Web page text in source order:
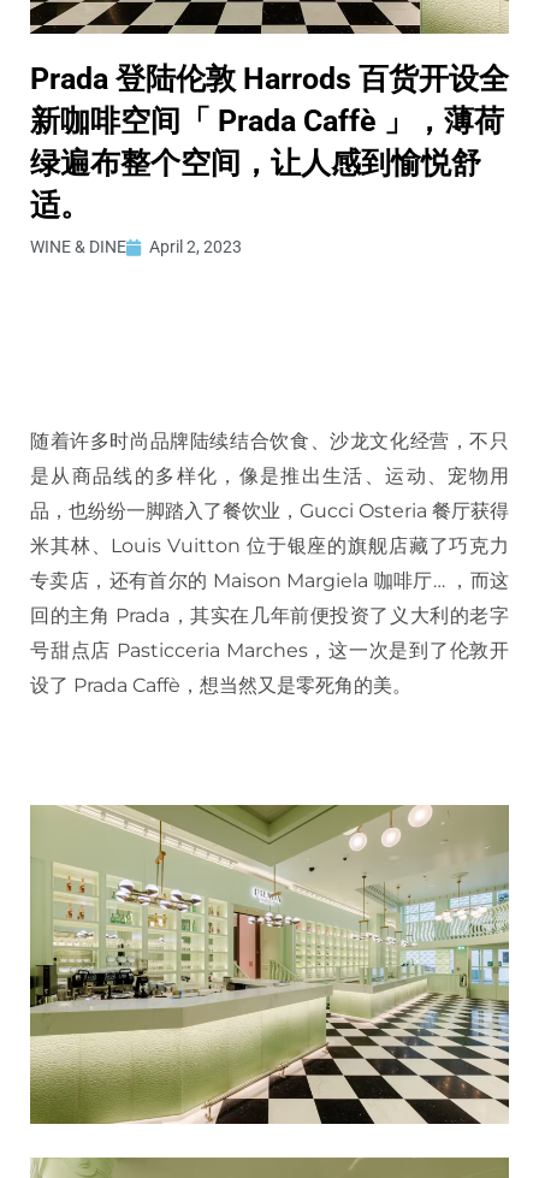
Prada 登陆伦敦 Harrods 百货开设全
新咖啡空间「 Prada Caffè 」，薄荷
绿遍布整个空间，让人感到愉悦舒
适。
WINE & DINE April 2, 2023
随着许多时尚品牌陆续结合饮食、沙龙文化经营，不只
是从商品线的多样化，像是推出生活、运动、宠物用
品，也纷纷一脚踏入了餐饮业，Gucci Osteria 餐厅获得
米其林、Louis Vuitton 位于银座的旗舰店藏了巧克力
专卖店，还有首尔的 Maison Margiela 咖啡厅… ，而这
回的主角 Prada，其实在几年前便投资了义大利的老字
号甜点店 Pasticceria Marches，这一次是到了伦敦开
设了 Prada Caffè，想当然又是零死角的美。